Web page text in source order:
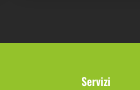
Servizi